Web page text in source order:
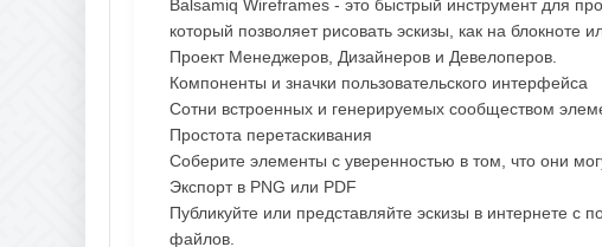
Balsamiq Wireframes - это быстрый инструмент для
который позволяет рисовать эскизы, как на
Проект Менеджеров, Дизайнеров и Девелоперов.
Компоненты и значки пользовательского интерфейса
Сотни встроенных и генерируемых сообществом
Простота перетаскивания
Соберите элементы с уверенностью в том, что они
Экспорт в PNG или PDF
Публикуйте или представляйте эскизы в интернете
файлов.